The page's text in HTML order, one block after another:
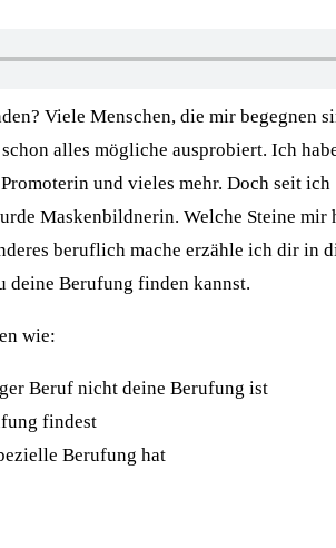
Viele Menschen, die mir begegnen
alles mögliche ausprobiert. Ich
und vieles mehr. Doch seit
Maskenbildnerin. Welche Steine mir
beruflich mache erzähle ich dir in
Berufung finden kannst.
wie:
Beruf nicht deine Berufung ist
findest
Berufung hat